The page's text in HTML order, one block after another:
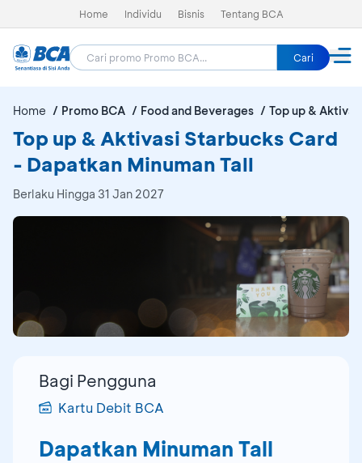
Home Individu Bisnis Tentang BCA
Cari
Home Promo BCA Food and Beverages Top up &
Top up & Aktivasi Starbucks Card
- Dapatkan Minuman Tall
Berlaku Hingga 31 Jan 2027
Bagi Pengguna
Kartu Debit BCA
Dapatkan Minuman Tall